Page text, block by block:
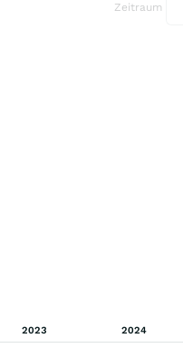
Zeitraum
2023 2024